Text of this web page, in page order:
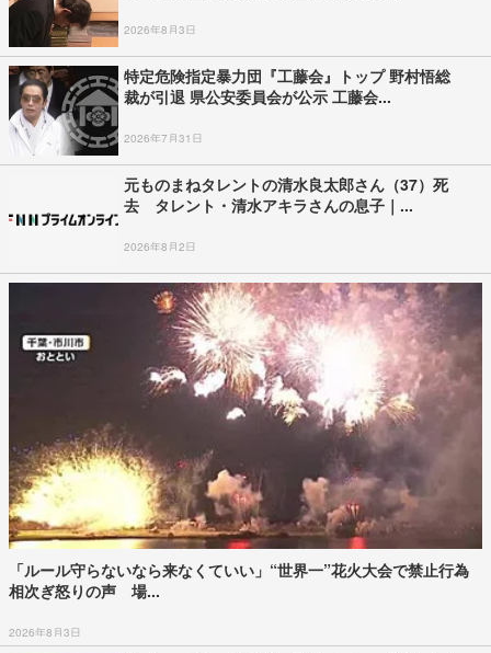
2026年8月3日
特定危険指定暴力団『工藤会』トップ 野村悟総
裁が引退 県公安委員会が公示 工藤会...
2026年7月31日
元ものまねタレントの清水良太郎さん（37）死
去 タレント・清水アキラさんの息子｜...
2026年8月2日
「ルール守らないなら来なくていい」“世界一”花火大会で禁止行為
相次ぎ怒りの声 場...
2026年8月3日